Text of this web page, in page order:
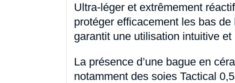
Ultra-léger et extrêmement
protéger efficacement les bas
garantit une utilisation intuitive
La présence d’une bague en
notamment des soies Tactical